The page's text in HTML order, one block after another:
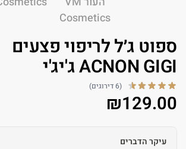
ספוט ג׳ל לריפוי פצעים
ACNON GIGI ג'יג'י
(6 דירוגים)
₪129.00
עיקר הדברים